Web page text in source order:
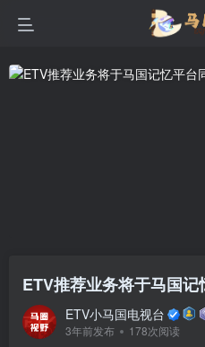
ETV推荐业务将于马国
ETV小马国电视台
3年前发布 178次阅读